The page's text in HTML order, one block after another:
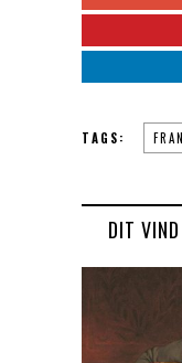
TAGS:
DIT